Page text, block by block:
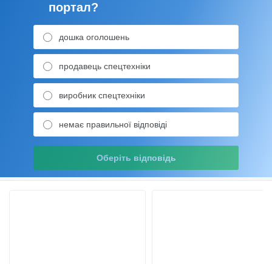
портал?
дошка оголошень
продавець спецтехніки
виробник спецтехніки
немає правильної відповіді
Оберіть відповідь